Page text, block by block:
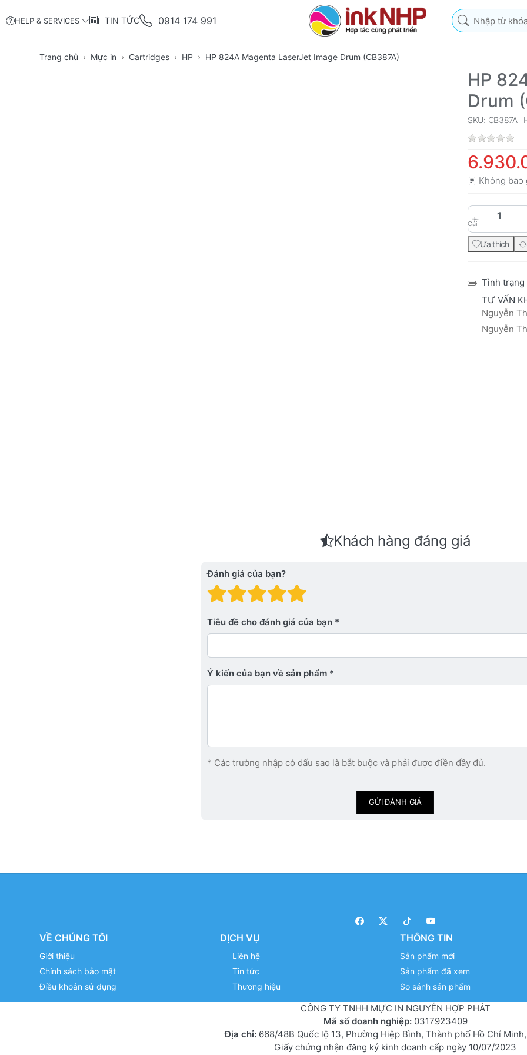
HELP & SERVICES TIN TỨC 0914 174 991
Nhập từ khóa tìm
Trang chủ Mực in Cartridges HP HP 824A Magenta LaserJet Image Drum (CB387A)
HP
Drum
SKU: CB387A
Không bao
Cái
Ưa thích
Tình trạng
TƯ VẤN
Nguyễn
Nguyễn
Khách hàng đáng giá
Đánh giá của bạn?
Đánh giá: 4 trên 5 sao.
Đánh giá: 3 trên 5 sao.
Đánh giá: 2 trên 5 sao.
Đánh giá: 1 trên 5 sao. Xấu
Tiêu đề cho đánh giá của bạn
Ý kiến ​​của bạn về sản phẩm
* Các trường nhập có dấu sao là bắt buộc và phải được điền đầy đủ.
GỬI ĐÁNH GIÁ
VỀ CHÚNG TÔI
Giới thiệu
Chính sách bảo mật
Điều khoản sử dụng
DỊCH VỤ
Liên hệ
Tin tức
Thương hiệu
THÔNG TIN
Sản phẩm mới
Sản phẩm đã xem
So sánh sản phẩm
CÔNG TY TNHH MỰC IN NGUYỄN HỢP PHÁT
Mã số doanh nghiệp: 0317923409
Địa chỉ:668/48B Quốc lộ 13, Phường Hiệp Bình, Thành phố Hồ Chí
Giấy chứng nhận đăng ký kinh doanh cấp ngày 10/07/2023